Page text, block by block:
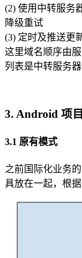
(2) 使用中转服务
降级重试
(3) 定时及推送更
这里域名顺序由
列表是中转服务
3. Android 项
3.1 原有模式
之前国际化业务
具放在一起，根据